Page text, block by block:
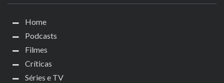
Home
Podcasts
Filmes
Críticas
Séries e TV